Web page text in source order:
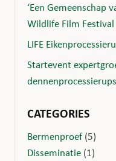
‘Een Gemeenschap
Wildlife Film
LIFE
Startevent
dennenprocessierups
CATEGORIES
Bermenproef(5)
Disseminatie (1)